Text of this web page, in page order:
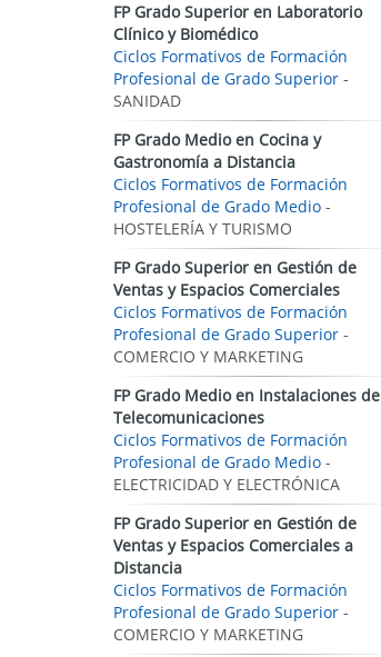
FP Grado Superior en Laboratorio
Clínico y Biomédico
Ciclos Formativos de Formación
Profesional de Grado Superior -
SANIDAD
FP Grado Medio en Cocina y
Gastronomía a Distancia
Ciclos Formativos de Formación
Profesional de Grado Medio -
HOSTELERÍA Y TURISMO
FP Grado Superior en Gestión de
Ventas y Espacios Comerciales
Ciclos Formativos de Formación
Profesional de Grado Superior -
COMERCIO Y MARKETING
FP Grado Medio en Instalaciones de
Telecomunicaciones
Ciclos Formativos de Formación
Profesional de Grado Medio -
ELECTRICIDAD Y ELECTRÓNICA
FP Grado Superior en Gestión de
Ventas y Espacios Comerciales a
Distancia
Ciclos Formativos de Formación
Profesional de Grado Superior -
COMERCIO Y MARKETING